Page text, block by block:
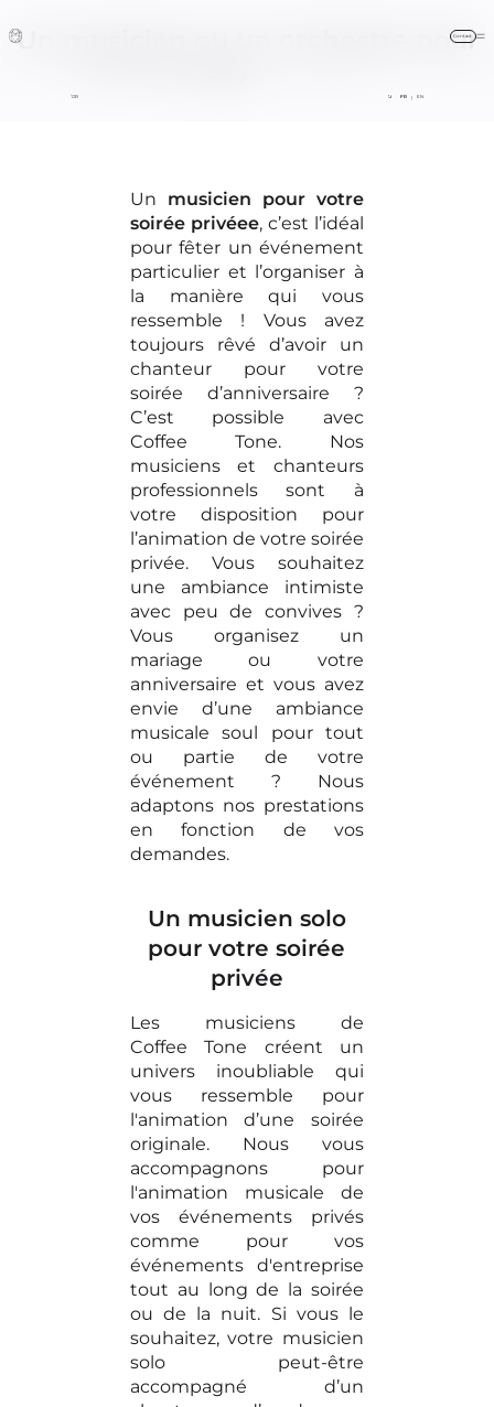
Contact
ACCUEIL / ORCHESTRE FAQBLOG FR | EN
Un musicien ou un orchestre pour
Un musicien pour votre
soirée privéee, c’est l’idéal
pour fêter un événement
particulier et l’organiser à
la manière qui vous
ressemble ! Vous avez
toujours rêvé d’avoir un
chanteur pour votre
soirée d’anniversaire ?
C’est possible avec
Coffee Tone. Nos
musiciens et chanteurs
professionnels sont à
votre disposition pour
l’animation de votre soirée
privée. Vous souhaitez
une ambiance intimiste
avec peu de convives ?
Vous organisez un
mariage ou votre
anniversaire et vous avez
envie d’une ambiance
musicale soul pour tout
ou partie de votre
événement ? Nous
adaptons nos prestations
en fonction de vos
demandes.
Un musicien solo
pour votre soirée
privée
Les musiciens de
Coffee Tone créent un
univers inoubliable qui
vous ressemble pour
l'animation d’une soirée
originale. Nous vous
accompagnons pour
l'animation musicale de
vos événements privés
comme pour vos
événements d'entreprise
tout au long de la soirée
ou de la nuit. Si vous le
souhaitez, votre musicien
solo peut-être
accompagné d’un
contact@coffeetone.fr
+33 (0)6 16 21
40 04
formulaire en ligne